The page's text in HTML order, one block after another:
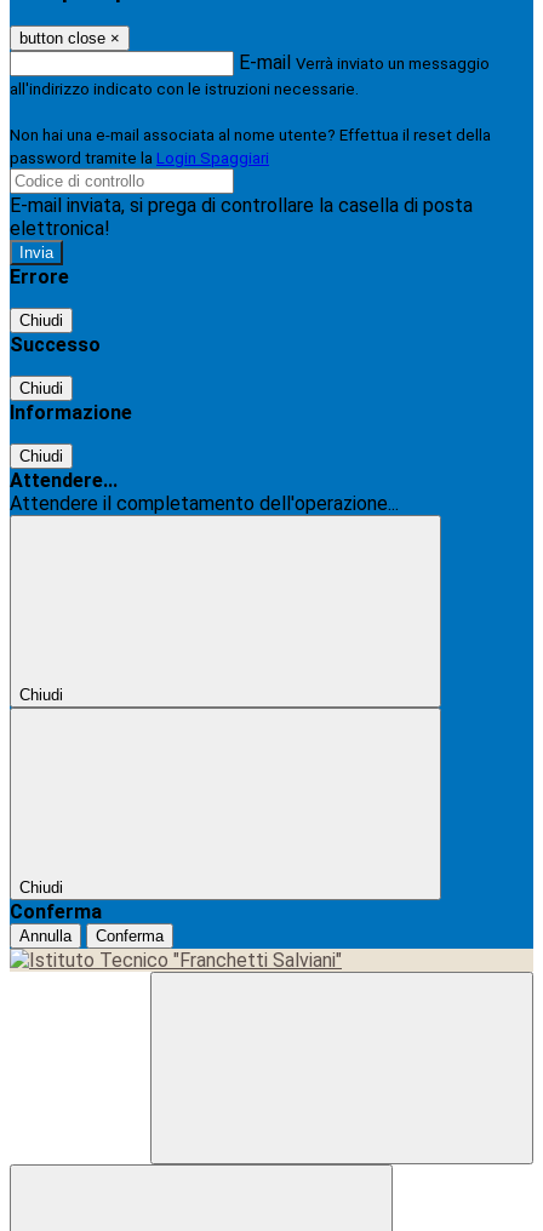
button close ×
E-mail Verrà inviato un messaggio
all'indirizzo indicato con le istruzioni necessarie.
Non hai una e-mail associata al nome utente? Effettua il reset della
password tramite la Login Spaggiari
E-mail inviata, si prega di controllare la casella di posta
elettronica!
Errore
Chiudi
Successo
Chiudi
Informazione
Chiudi
Attendere...
Attendere il completamento dell'operazione...
Chiudi
Chiudi
Conferma
Annulla Conferma